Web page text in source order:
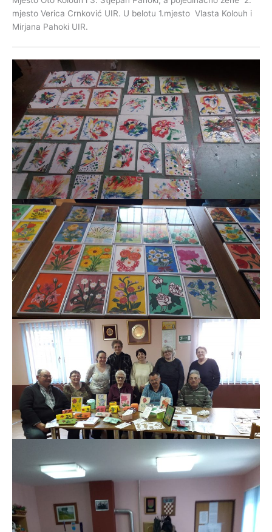
mjesto Verica Crnković UIR. U belotu 1.mjesto Vlasta Kolouh i
Mirjana Pahoki UIR.